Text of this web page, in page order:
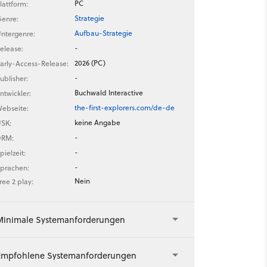
PC
Strategie
Aufbau-Strategie
-
Access-Release:
2026 (PC)
-
Buchwald Interactive
the-first-explorers.com/de-de
keine Angabe
-
-
-
2 play:
Nein
Systemanforderungen
Systemanforderungen